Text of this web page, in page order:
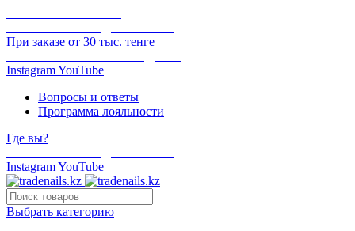
При заказе от 30 тыс. тенге
InstagramYouTube
Вопросы и ответы
Программа лояльности
Где вы?
InstagramYouTube
Выбрать категорию